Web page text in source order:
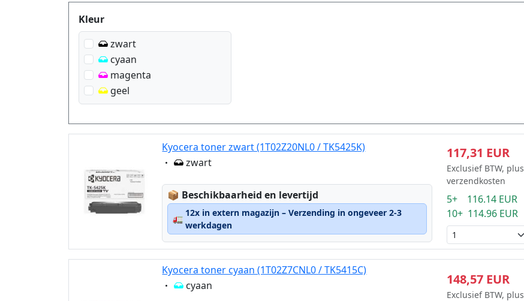
Produktfilter
Kleur
zwart
cyaan
magenta
geel
Kyocera toner zwart (1T02Z20NL0 / TK5425K)
Eigenschaft:
zwart
📦 Lagerstatus:
Beschikbaarheid en levertijd
🚛
12x in extern magazijn – Verzending in ongeveer 2-3
werkdagen
117,31 EUR
Exclusief BTW, plus
verzendkosten
5+ 116.14 EUR
10+ 114.96 EUR
Kyocera toner cyaan (1T02Z7CNL0 / TK5415C)
Eigenschaft:
cyaan 148,57 EUR
Exclusief BTW, plus